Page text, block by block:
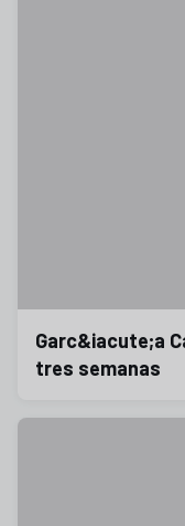
Garc&iacute;a
tres semanas